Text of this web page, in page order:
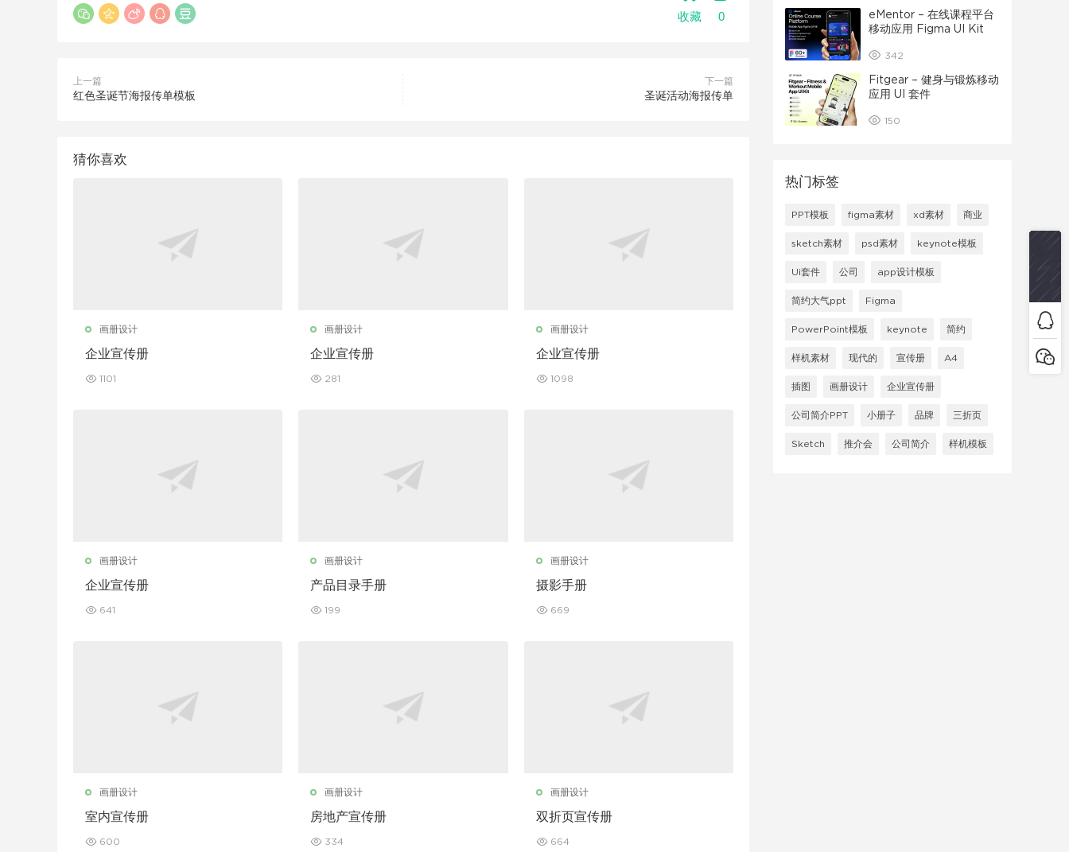
收藏 0
上一篇
红色圣诞节海报传单模板
下一篇
圣诞活动海报传单
猜你喜欢
画册设计
企业宣传册
1101
画册设计
企业宣传册
281
画册设计
企业宣传册
1098
画册设计
企业宣传册
641
画册设计
产品目录手册
199
画册设计
摄影手册
669
画册设计
室内宣传册
600
画册设计
房地产宣传册
334
画册设计
双折页宣传册
664
eMentor – 在线课程平台
移动应用 Figma UI Kit
342
Fitgear – 健身与锻炼移动
应用 UI 套件
150
热门标签
PPT模板 figma素材 xd素材 商业
sketch素材 psd素材 keynote模板
Ui套件 公司 app设计模板
简约大气ppt Figma
PowerPoint模板 keynote 简约
样机素材 现代的 宣传册 A4
插图 画册设计 企业宣传册
公司简介PPT 小册子 品牌 三折页
Sketch 推介会 公司简介 样机模板